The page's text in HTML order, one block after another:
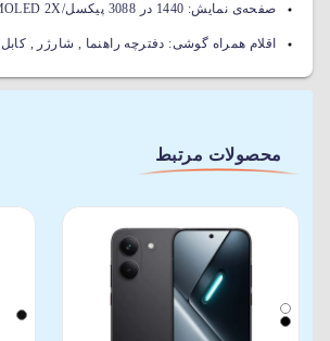
صفحه‌ی نمایش: 1440 در 3088 پیکسل/Dynamic AMOLED 2X
اقلام همراه گوشی: دفترچه راهنما , شارژر , کابل USB
محصولات مرتبط